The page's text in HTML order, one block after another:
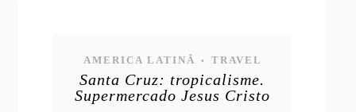
AMERICA LATINĂ • TRAVEL
Santa Cruz: tropicalisme.
Supermercado Jesus Cristo